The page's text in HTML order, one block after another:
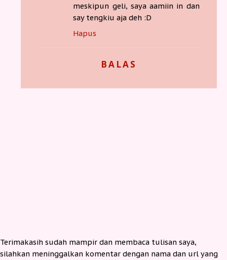
meskipun geli, saya aamiin in dan
say tengkiu aja deh :D
Hapus
BALAS
Terimakasih sudah mampir dan membaca tulisan saya,
silahkan meninggalkan komentar dengan nama dan url yang